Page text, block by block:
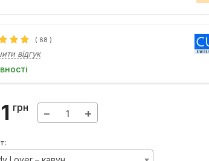
( 68 )
відгук
грн − +